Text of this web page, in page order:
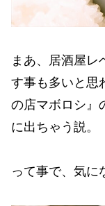
まあ、居酒屋レ
す事も多いと思
の店マボロシ』
に出ちゃう説。
って事で、気に